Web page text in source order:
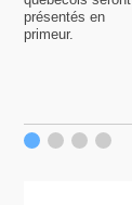
présentés en
primeur.